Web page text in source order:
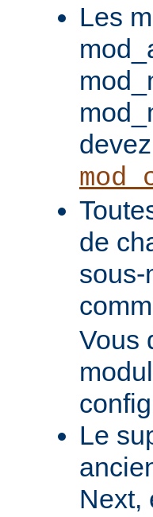
Les
de
sous-
Vous
Le
Next,